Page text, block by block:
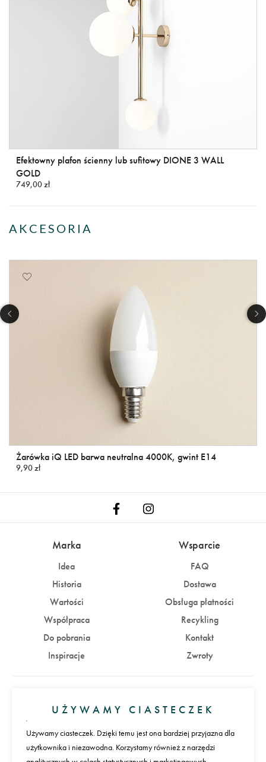
Efektowny plafon ścienny lub sufitowy DIONE 3 WALL
GOLD
749,00 zł
AKCESORIA
Żarówka iQ LED barwa neutralna 4000K, gwint E14
9,90 zł
Marka
Idea
Historia
Wartości
Współpraca
Do pobrania
Inspiracje
Wsparcie
FAQ
Dostawa
Obsługa płatności
Recykling
Kontakt
Zwroty
Zaloguj się Załóż konto
Płatności
UŻYWAMY CIASTECZEK
Używamy ciasteczek. Dzięki temu jest ona bardziej przyjazna dla
użytkownika i niezawodna. Korzystamy również z narzędzi